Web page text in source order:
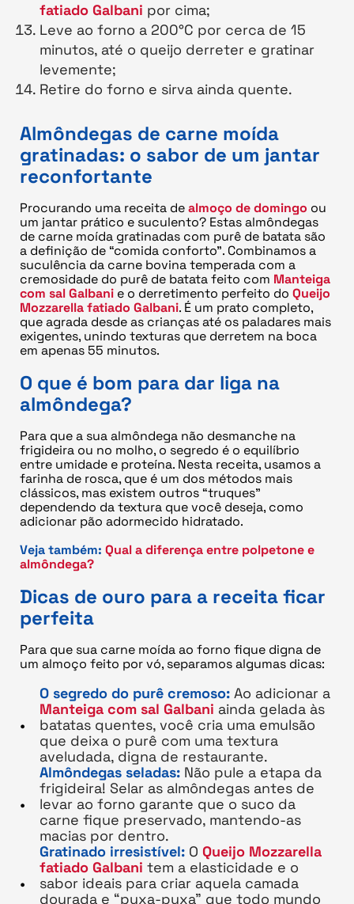
fatiado Galbani por cima;
Leve ao forno a 200°C por cerca de 15
minutos, até o queijo derreter e gratinar
levemente;
Retire do forno e sirva ainda quente.
Almôndegas de carne moída
gratinadas: o sabor de um jantar
reconfortante
Procurando uma receita dealmoço de domingo ou
um jantar prático e suculento? Estas almôndegas
de carne moída gratinadas com purê de batata são
a definição de “comida conforto”. Combinamos a
suculência da carne bovina temperada com a
cremosidade do purê de batata feito com Manteiga
com sal Galbani e o derretimento perfeito do Queijo
Mozzarella fatiado Galbani. É um prato completo,
que agrada desde as crianças até os paladares mais
exigentes, unindo texturas que derretem na boca
em apenas 55 minutos.
O que é bom para dar liga na
almôndega?
Para que a sua almôndega não desmanche na
frigideira ou no molho, o segredo é o equilíbrio
entre umidade e proteína. Nesta receita, usamos a
farinha de rosca, que é um dos métodos mais
clássicos, mas existem outros “truques”
dependendo da textura que você deseja, como
adicionar pão adormecido hidratado.
Veja também: Qual a diferença entre polpetone e
almôndega?
Dicas de ouro para a receita ficar
perfeita
Para que sua carne moída ao forno fique digna de
um almoço feito por vó, separamos algumas dicas:
O segredo do purê cremoso: Ao adicionar a
Manteiga com sal Galbani ainda gelada às
batatas quentes, você cria uma emulsão
que deixa o purê com uma textura
aveludada, digna de restaurante.
Almôndegas seladas: Não pule a etapa da
frigideira! Selar as almôndegas antes de
levar ao forno garante que o suco da
carne fique preservado, mantendo-as
macias por dentro.
Gratinado irresistível: O Queijo Mozzarella
fatiado Galbani tem a elasticidade e o
sabor ideais para criar aquela camada
dourada e “puxa-puxa” que todo mundo